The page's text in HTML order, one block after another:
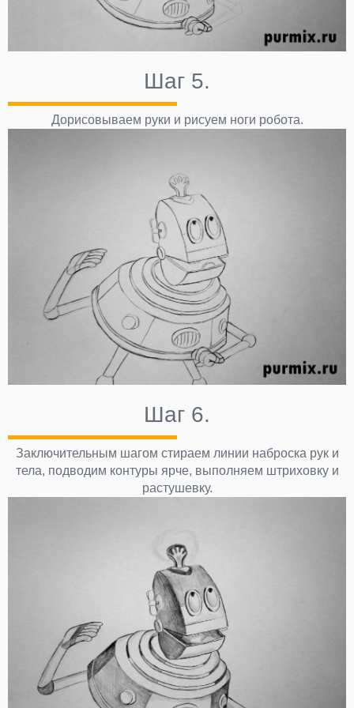
Шаг 5.
Дорисовываем руки и рисуем ноги робота.
Шаг 6.
Заключительным шагом стираем линии наброска рук и
тела, подводим контуры ярче, выполняем штриховку и
растушевку.